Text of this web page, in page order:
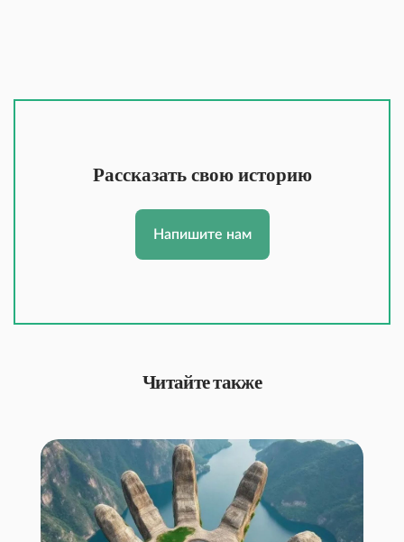
Рассказать свою историю
Напишите нам
Читайте также